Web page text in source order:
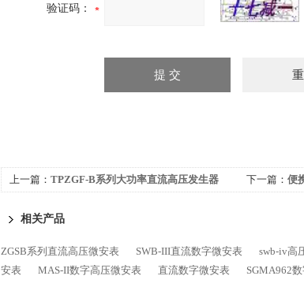
验证码：
上一篇： TPZGF-B系列大功率直流高压发生器 下一篇： 便
相关产品
ZGSB系列直流高压微安表 SWB-III直流数字微安表 swb-iv高
安表
MAS-II数字高压微安表 直流数字微安表 SGMA962